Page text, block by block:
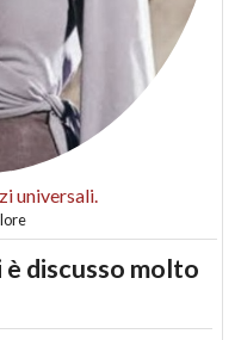
universali.
discusso molto